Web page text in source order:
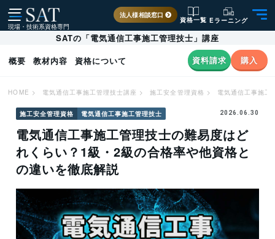
現場・技術系資格専門
法人様相談窓口
資格一覧 Eラーニング
SATの「電気通信工事施工管理技士」講座
概要
教材内容 資格について 資料請求 購入
HOME > 電気通信工事施工管理技士講座 > 施工安全管理資格 > 電気通信工事施工
施工安全管理資格 電気通信工事施工管理技士 2026.06.30
電気通信工事施工管理技士の難易度はど
れくらい？1級・2級の合格率や他資格と
の違いを徹底解説